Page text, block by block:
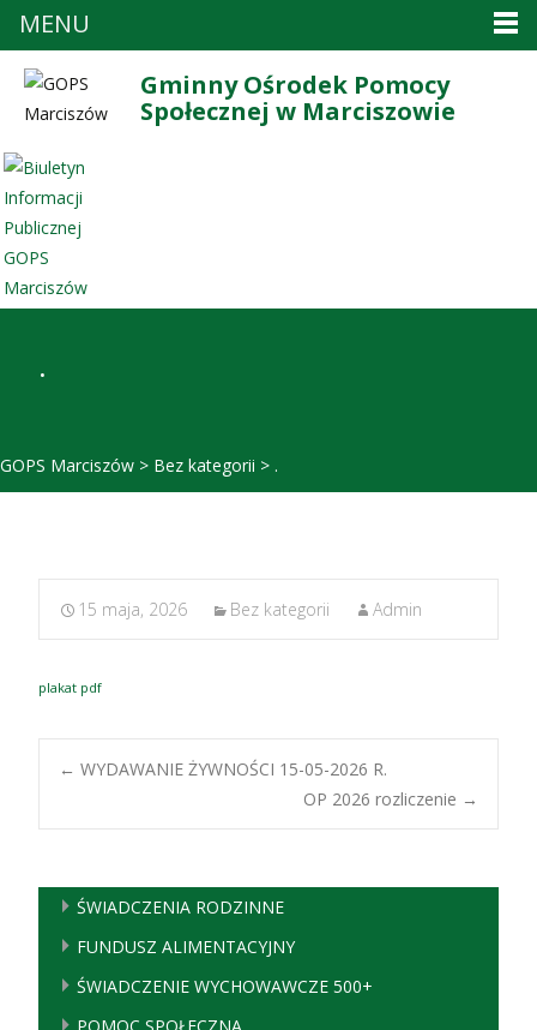
Gminny Ośrodek Pomocy
Społecznej w Marciszowie
.
GOPS Marciszów > Bez kategorii > .
15 maja, 2026 Bez kategorii Admin
plakat pdf
Post
← WYDAWANIE ŻYWNOŚCI 15-05-2026 R.
OP 2026 rozliczenie →
ŚWIADCZENIA RODZINNE
FUNDUSZ ALIMENTACYJNY
ŚWIADCZENIE WYCHOWAWCZE 500+
MENU